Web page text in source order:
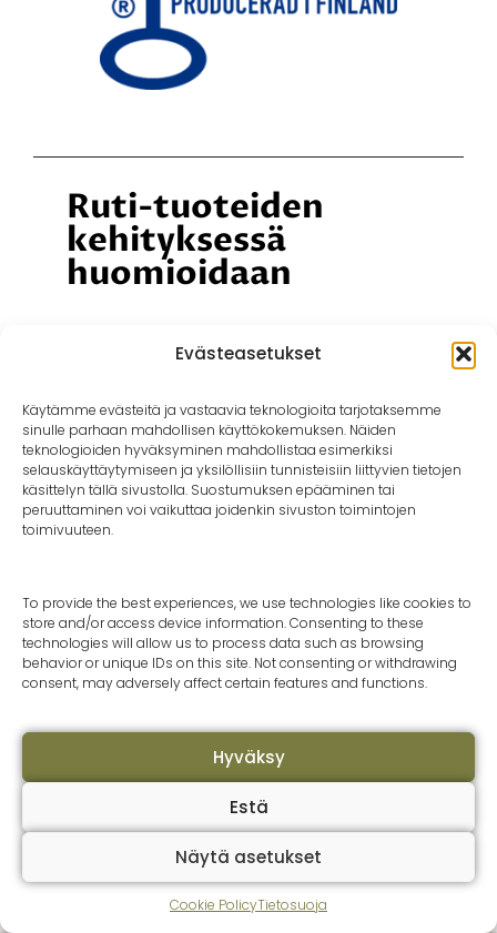
Evästeasetukset
Käytämme evästeitä ja vastaavia teknologioita tarjotaksemme
sinulle parhaan mahdollisen käyttökokemuksen. Näiden
teknologioiden hyväksyminen mahdollistaa esimerkiksi
selauskäyttäytymiseen ja yksilöllisiin tunnisteisiin liittyvien tietojen
käsittelyn tällä sivustolla. Suostumuksen epääminen tai
peruuttaminen voi vaikuttaa joidenkin sivuston toimintojen
toimivuuteen.
To provide the best experiences, we use technologies like cookies to
store and/or access device information. Consenting to these
technologies will allow us to process data such as browsing
behavior or unique IDs on this site. Not consenting or withdrawing
consent, may adversely affect certain features and functions.
Hyväksy
Estä
Näytä asetukset
Cookie PolicyTietosuoja
Ruti-tuoteiden
kehityksessä
huomioidaan
Käyttömukavuus
Tasalaatuisuus
Turvallisuus